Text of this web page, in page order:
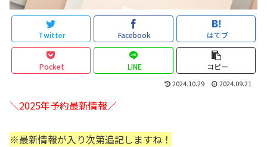
Twitter Facebook はてブ
Pocket LINE コピー
2024.10.29 2024.09.21
＼2025年予約最新情報／
※最新情報が入り次第追記しますね！